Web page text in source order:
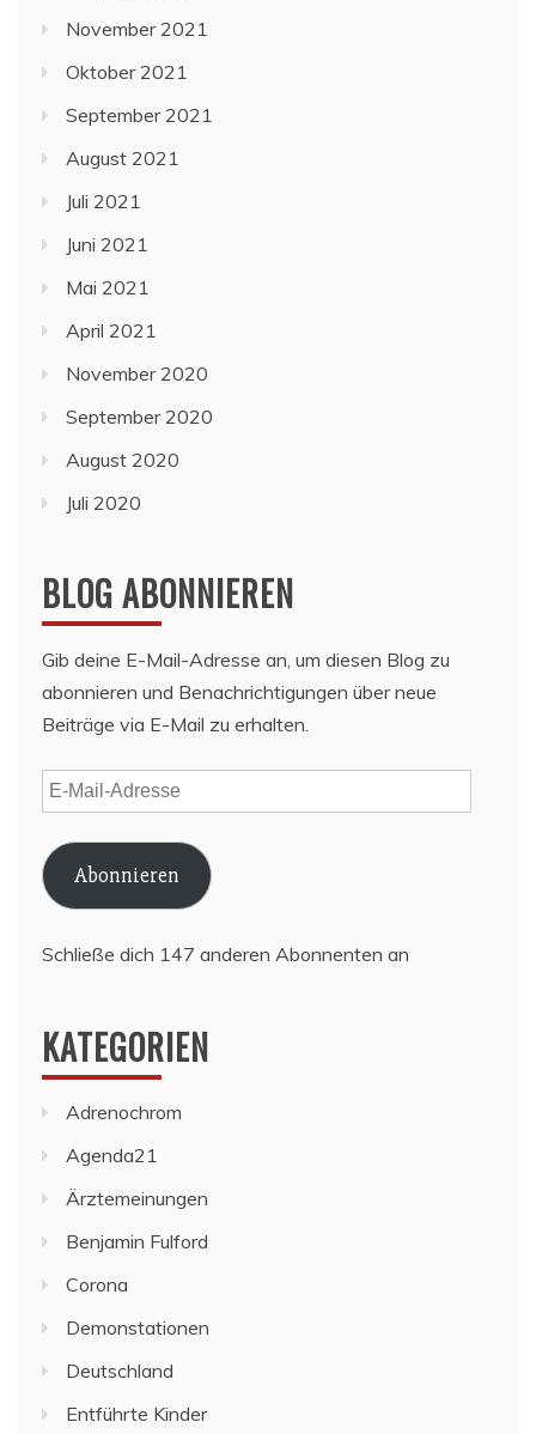
November 2021
Oktober 2021
September 2021
August 2021
Juli 2021
Juni 2021
Mai 2021
April 2021
November 2020
September 2020
August 2020
Juli 2020
BLOG ABONNIEREN
Gib deine E-Mail-Adresse an, um diesen Blog zu
abonnieren und Benachrichtigungen über neue
Beiträge via E-Mail zu erhalten.
E-
Mail-
Adresse
Abonnieren
Schließe dich 147 anderen Abonnenten an
KATEGORIEN
Adrenochrom
Agenda21
Ärztemeinungen
Benjamin Fulford
Corona
Demonstationen
Deutschland
Entführte Kinder